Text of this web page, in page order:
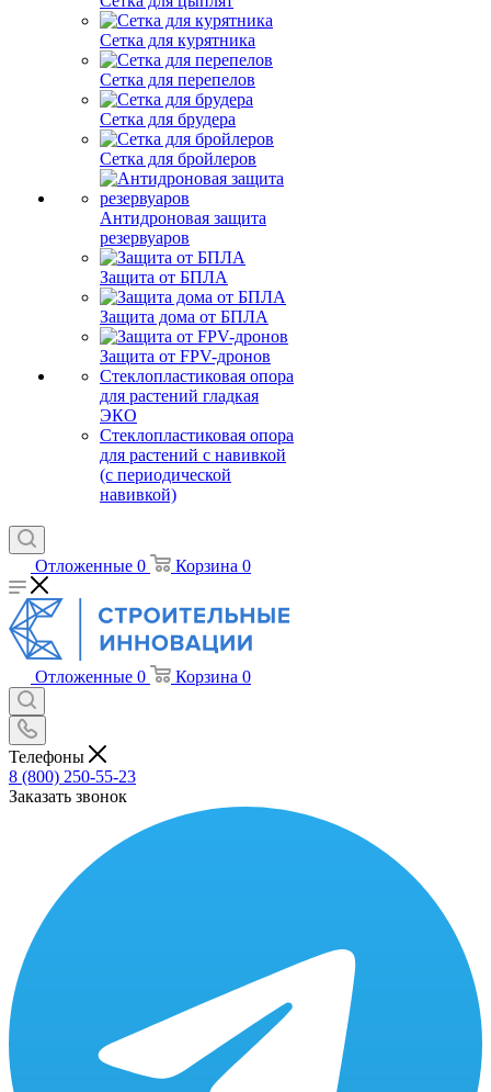
Сетка для курятника
Сетка для перепелов
Сетка для брудера
Сетка для бройлеров
Антидроновая защита
резервуаров
Защита от БПЛА
Защита дома от БПЛА
Защита от FPV-дронов
Стеклопластиковая опора
для растений гладкая
ЭКО
Стеклопластиковая опора
для растений с навивкой
(с периодической
навивкой)
Отложенные 0 Корзина 0
Отложенные 0 Корзина 0
Телефоны
8 (800) 250-55-23
Заказать звонок